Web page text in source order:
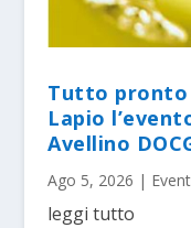
Tutto pronto
Lapio
Avellino
Ago 5, 2026 |
leggi tutto